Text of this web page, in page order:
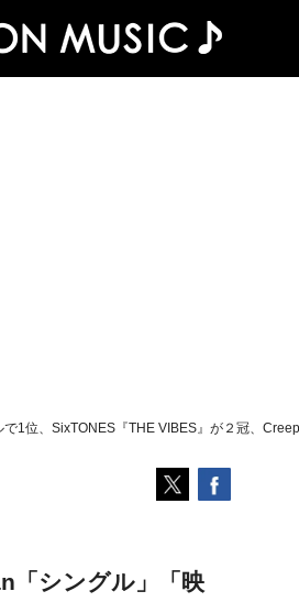
1位、SixTONES『THE VIBES』が２冠、
「シングル」「映